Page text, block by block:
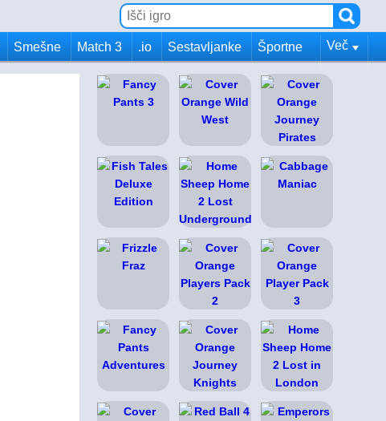
Smešne Match 3 .io Sestavljanke Športne Več